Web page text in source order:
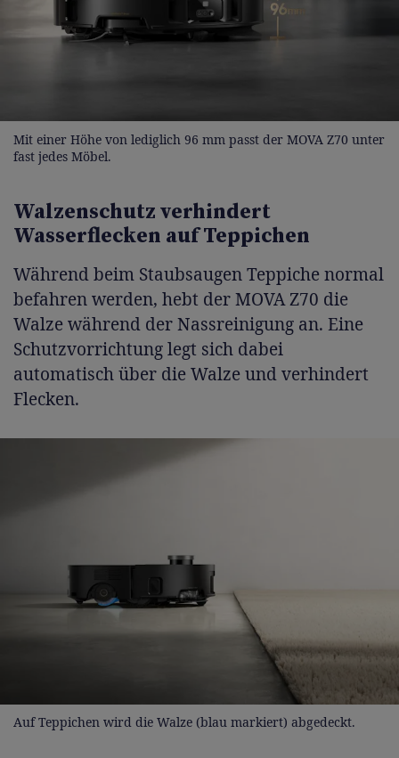
Mit einer Höhe von lediglich 96 mm passt der MOVA Z70 unter
fast jedes Möbel.
Walzenschutz verhindert
Wasserflecken auf Teppichen
Während beim Staubsaugen Teppiche normal
befahren werden, hebt der MOVA Z70 die
Walze während der Nassreinigung an. Eine
Schutzvorrichtung legt sich dabei
automatisch über die Walze und verhindert
Flecken.
Auf Teppichen wird die Walze (blau markiert) abgedeckt.